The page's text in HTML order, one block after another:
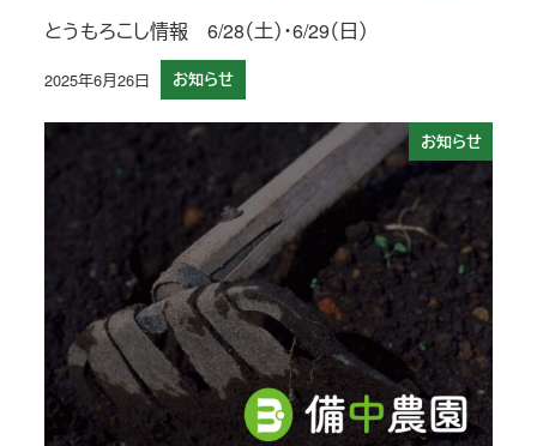
とうもろこし情報 6/28（土）・6/29（日）
投稿日
2025年6月26日 お知らせ
お知らせ